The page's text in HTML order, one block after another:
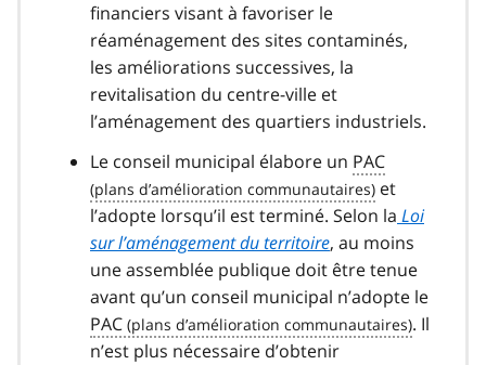
financiers visant à favoriser le
réaménagement des sites contaminés,
les améliorations successives, la
revitalisation du centre-ville et
l’aménagement des quartiers industriels.
Le conseil municipal élabore un PAC
et
l’adopte lorsqu’il est terminé. Selon la Loi
sur l’aménagement du territoire, au moins
une assemblée publique doit être tenue
avant qu’un conseil municipal n’adopte le
PAC
. Il
n’est plus nécessaire d’obtenir